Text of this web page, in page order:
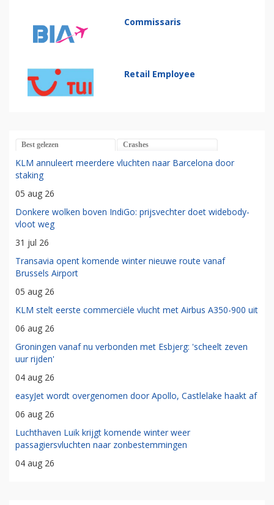
Commissaris
Retail Employee
Best gelezen Crashes
KLM annuleert meerdere vluchten naar Barcelona door
staking
05 aug 26
Donkere wolken boven IndiGo: prijsvechter doet widebody-
vloot weg
31 jul 26
Transavia opent komende winter nieuwe route vanaf
Brussels Airport
05 aug 26
KLM stelt eerste commerciële vlucht met Airbus A350-900 uit
06 aug 26
Groningen vanaf nu verbonden met Esbjerg: 'scheelt zeven
uur rijden'
04 aug 26
easyJet wordt overgenomen door Apollo, Castlelake haakt af
06 aug 26
Luchthaven Luik krijgt komende winter weer
passagiersvluchten naar zonbestemmingen
04 aug 26